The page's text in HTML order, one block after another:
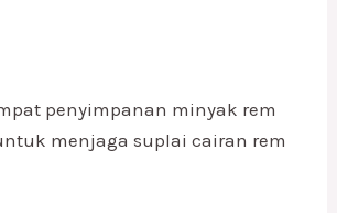
penyimpanan minyak rem
menjaga suplai cairan rem